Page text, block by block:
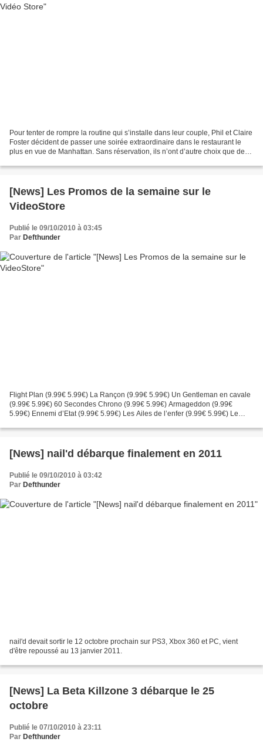
Pour tenter de rompre la routine qui s’installe dans leur couple, Phil et Claire
Foster décident de passer une soirée extraordinaire dans le restaurant le
plus en vue de Manhattan. Sans réservation, ils n’ont d’autre choix que de
[News] Les Promos de la semaine sur le
VideoStore
Publié le 09/10/2010 à 03:45
Par Defthunder
Flight Plan (9.99€ 5.99€) La Rançon (9.99€ 5.99€) Un Gentleman en cavale
(9.99€ 5.99€) 60 Secondes Chrono (9.99€ 5.99€) Armageddon (9.99€
5.99€) Ennemi d’Etat (9.99€ 5.99€) Les Ailes de l’enfer (9.99€ 5.99€) Le
[News] nail'd débarque finalement en 2011
Publié le 09/10/2010 à 03:42
Par Defthunder
nail'd devait sortir le 12 octobre prochain sur PS3, Xbox 360 et PC, vient
d'être repoussé au 13 janvier 2011.
[News] La Beta Killzone 3 débarque le 25
octobre
Publié le 07/10/2010 à 23:11
Par Defthunder